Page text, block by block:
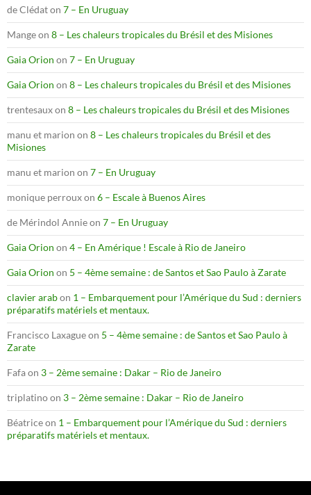
de Clédaton 7 – En Uruguay
Mangeon 8 – Les chaleurs tropicales du Brésil et des Misiones
Gaia Orion on 7 – En Uruguay
Gaia Orion on 8 – Les chaleurs tropicales du Brésil et des Misiones
trentesauxon 8 – Les chaleurs tropicales du Brésil et des Misiones
manu et marion on 8 – Les chaleurs tropicales du Brésil et des
Misiones
manu et marion on 7 – En Uruguay
monique perrouxon 6 – Escale à Buenos Aires
de Mérindol Annieon 7 – En Uruguay
Gaia Orion on 4 – En Amérique ! Escale à Rio de Janeiro
Gaia Orion on 5 – 4ème semaine : de Santos et Sao Paulo à Zarate
clavier arabon 1 – Embarquement pour l’Amérique du Sud : derniers
préparatifs matériels et mentaux.
Francisco Laxagueon 5 – 4ème semaine : de Santos et Sao Paulo à
Zarate
Fafaon 3 – 2ème semaine : Dakar – Rio de Janeiro
triplatinoon 3 – 2ème semaine : Dakar – Rio de Janeiro
Béatriceon 1 – Embarquement pour l’Amérique du Sud : derniers
préparatifs matériels et mentaux.